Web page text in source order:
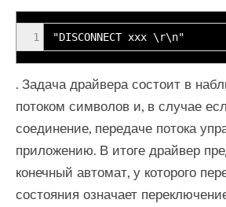
1 "DISCONNECT xxx \r\n"
. Задача драйвера состоит в
потоком символов и, в случае
соединение, передаче потока
приложению. В итоге драйвер
конечный автомат, у которого
состояния означает